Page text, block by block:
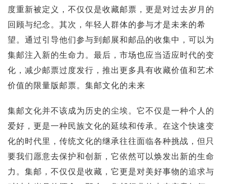
度重新被定义，不仅仅是收藏邮票，更是对过去岁月的
回顾与纪念。其次，年轻人群体的参与才是未来的希
望。通过引导他们参与到邮展和邮品的收集中，可以为
集邮注入新的生命力。最后，市场也应当适应时代的变
化，减少邮票过度发行，推出更多具有收藏价值和艺术
价值的限量版邮票。集邮文化的未来
集邮文化并不该成为历史的尘埃。它不仅是一种个人的
爱好，更是一种民族文化的延续和传承。在这个快速变
化的时代里，传统文化的继承往往面临各种挑战，但只
要我们愿意去保护和创新，它依然可以焕发出新的生命
力。集邮，不仅仅是收藏，它更是对美好事物的追求与